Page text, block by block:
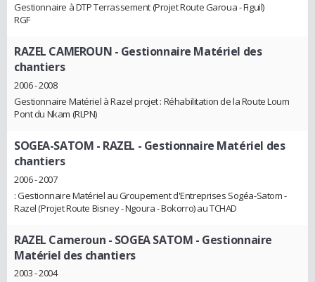
Gestionnaire à DTP Terrassement (Projet Route Garoua - Figuil)
RGF
RAZEL CAMEROUN - Gestionnaire Matériel des
chantiers
2006 - 2008
Gestionnaire Matériel à Razel projet : Réhabilitation de la Route Loum
Pont du Nkam (RLPN)
SOGEA-SATOM - RAZEL - Gestionnaire Matériel des
chantiers
2006 - 2007
: Gestionnaire Matériel au Groupement d'Entreprises Sogéa-Satom -
Razel (Projet Route Bisney - Ngoura - Bokorro) au TCHAD
RAZEL Cameroun - SOGEA SATOM - Gestionnaire
Matériel des chantiers
2003 - 2004